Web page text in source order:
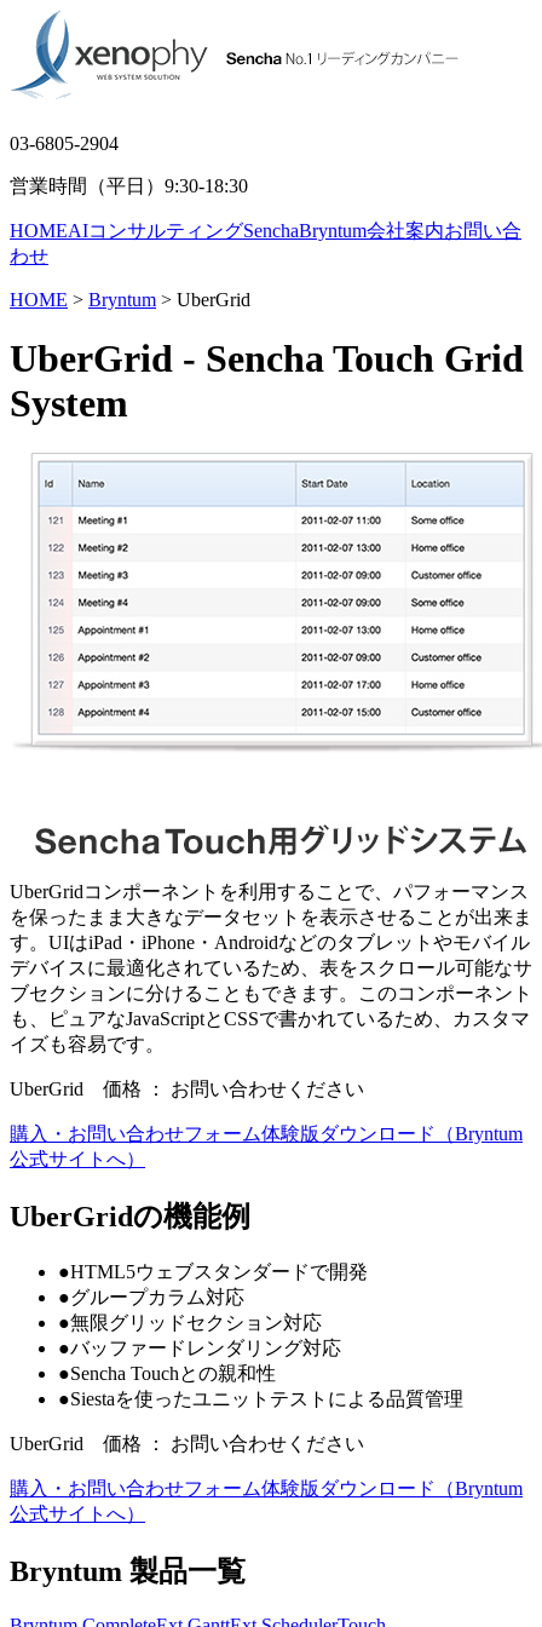
03-6805-2904
営業時間（平日）9:30-18:30
HOMEAIコンサルティングSenchaBryntum会社案内お問い合
わせ
HOME > Bryntum > UberGrid
UberGrid - Sencha Touch Grid
System
UberGridコンポーネントを利用することで、パフォーマンス
を保ったまま大きなデータセットを表示させることが出来ま
す。UIはiPad・iPhone・Androidなどのタブレットやモバイル
デバイスに最適化されているため、表をスクロール可能なサ
ブセクションに分けることもできます。このコンポーネント
も、ピュアなJavaScriptとCSSで書かれているため、カスタマ
イズも容易です。
UberGrid 価格 ： お問い合わせください
購入・お問い合わせフォーム体験版ダウンロード（Bryntum
公式サイトへ）
UberGridの機能例
●HTML5ウェブスタンダードで開発
●グループカラム対応
●無限グリッドセクション対応
●バッファードレンダリング対応
●Sencha Touchとの親和性
●Siestaを使ったユニットテストによる品質管理
UberGrid 価格 ： お問い合わせください
購入・お問い合わせフォーム体験版ダウンロード（Bryntum
公式サイトへ）
Bryntum 製品一覧